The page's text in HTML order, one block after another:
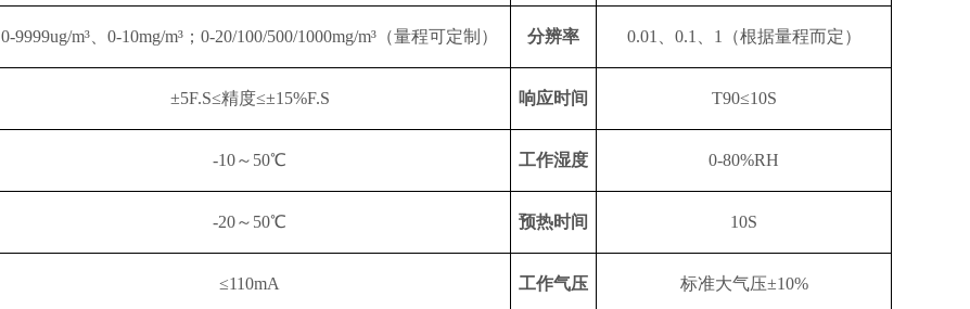
0-9999ug/m³、0-10mg/m³；0-20/100/500/1000mg/m³（量程可定制） 分辨率 0.01、0.1、1（根据量程而定）
±5F.S≤精度≤±15%F.S 响应时间 T90≤10S
-10～50℃ 工作湿度 0-80%RH
-20～ 50℃ 预热时间 10S
≤110mA 工作气压 标准大气压±10%